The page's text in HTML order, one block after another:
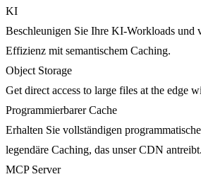
KI
Beschleunigen Sie Ihre KI-Workloads und
Effizienz mit semantischem Caching.
Object Storage
Get direct access to large files at the edge
Programmierbarer Cache
Erhalten Sie vollständigen
legendäre Caching, das unser CDN antreibt.
MCP Server